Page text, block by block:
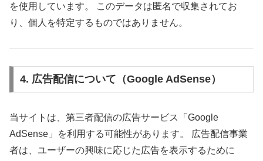
を使用しています。 このデータは匿名で収集されてお
り、個人を特定するものではありません。
4. 広告配信について（Google AdSense）
当サイトは、第三者配信の広告サービス「Google
AdSense」を利用する可能性があります。 広告配信事業
者は、ユーザーの興味に応じた広告を表示するために